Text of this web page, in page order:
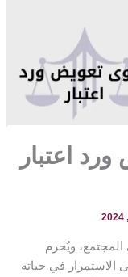
اعتبار
ويُحرم
الاستمرار في حياته